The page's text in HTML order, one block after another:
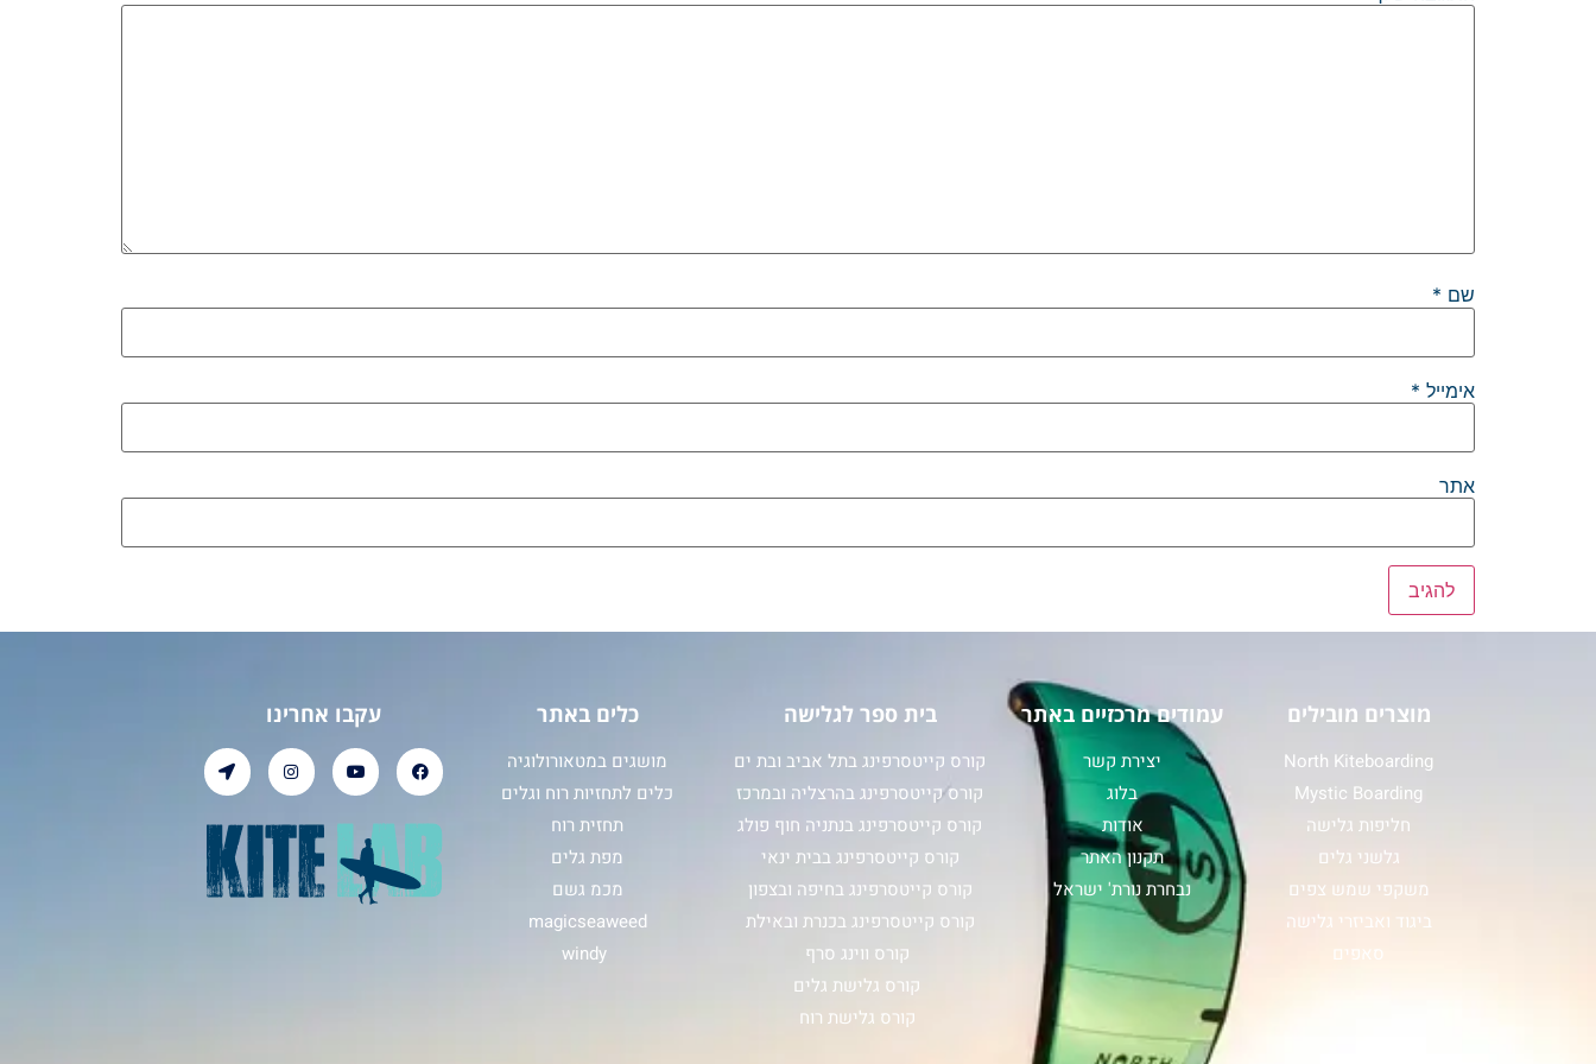
שם *
אימייל *
אתר
מוצרים מובילים
North Kiteboarding
Mystic Boarding
חליפות גלישה
גלשני גלים
משקפי שמש צפים
ביגוד ואביזרי גלישה
סאפים
עמודים מרכזיים באתר
יצירת קשר
בלוג
אודות
תקנון האתר
נבחרת נורת' ישראל
בית ספר לגלישה
קורס קייטסרפינג בתל אביב ובת ים
קורס קייטסרפינג בהרצליה ובמרכז
קורס קייטסרפינג בנתניה חוף פולג
קורס קייטסרפינג בבית ינאי
קורס קייטסרפינג בחיפה ובצפון
קורס קייטסרפינג בכנרת ובאילת
קורס ווינג סרף
קורס גלישת גלים
קורס גלישת רוח
כלים באתר
מושגים במטאורולוגיה
כלים לתחזיות רוח וגלים
תחזית רוח
מפת גלים
מכמ גשם
magicseaweed
windy
עקבו אחרינו